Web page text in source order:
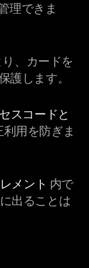
理できま
、カードを
護します。
スコードと
用を防ぎま
メント 内で
出ることは